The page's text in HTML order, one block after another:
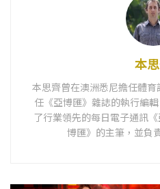
本
本思齊曾在澳洲悉尼擔任體
任《亞博匯》雜誌的執行編
了行業領先的每日電子通訊
博匯》的主筆，並負